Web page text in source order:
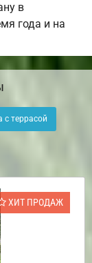
в
года и на
с террасой
ХИТ ПРОДАЖ